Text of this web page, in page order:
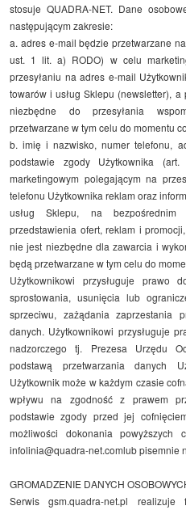
stosuje QUADRA-NET. Dane
następującym zakresie:
a. adres e-mail będzie przetwarzane
ust. 1 lit. a) RODO) w celu
przesyłaniu na adres e-mail
towarów i usług Sklepu (newsletter),
niezbędne do przesyłania
przetwarzane w tym celu do momentu
b. imię i nazwisko, numer telefonu,
podstawie zgody Użytkownika
marketingowym polegającym na
telefonu Użytkownika reklam oraz
usług Sklepu, na
przedstawienia ofert, reklam i
nie jest niezbędne dla zawarcia i
będą przetwarzane w tym celu do
Użytkownikowi przysługuje
sprostowania, usunięcia lub
sprzeciwu, zażądania zaprzestania
danych. Użytkownikowi przysługuje
nadzorczego tj. Prezesa Urzędu
podstawą przetwarzania danych
Użytkownik może w każdym czasie
wpływu na zgodność z prawem
podstawie zgody przed jej
możliwości dokonania
infolinia@quadra-net.comlub pisemnie
GROMADZENIE DANYCH
Serwis gsm.quadra-net.pl